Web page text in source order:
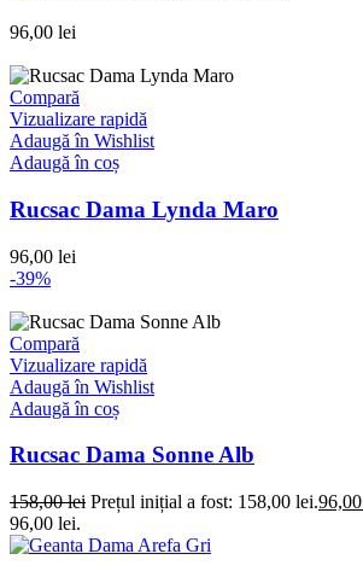
96,00 lei
Compară
Vizualizare rapidă
Adaugă în Wishlist
Adaugă în coș
Rucsac Dama Lynda Maro
96,00 lei
-39%
Compară
Vizualizare rapidă
Adaugă în Wishlist
Adaugă în coș
Rucsac Dama Sonne Alb
158,00lei Prețul inițial a fost: 158,00 lei.96,00
96,00 lei.